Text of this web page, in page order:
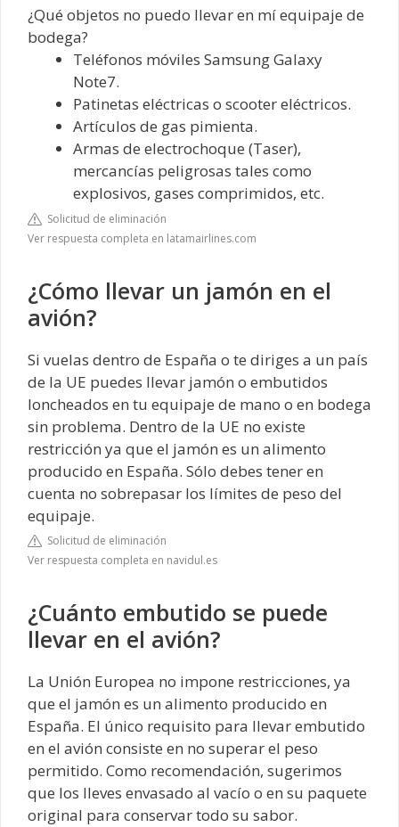
¿Qué objetos no puedo llevar en mí equipaje de
bodega?
Teléfonos móviles Samsung Galaxy
Note7.
Patinetas eléctricas o scooter eléctricos.
Artículos de gas pimienta.
Armas de electrochoque (Taser),
mercancías peligrosas tales como
explosivos, gases comprimidos, etc.
Solicitud de eliminación
Ver respuesta completa en latamairlines.com
¿Cómo llevar un jamón en el
avión?
Si vuelas dentro de España o te diriges a un país
de la UE puedes llevar jamón o embutidos
loncheados en tu equipaje de mano o en bodega
sin problema. Dentro de la UE no existe
restricción ya que el jamón es un alimento
producido en España. Sólo debes tener en
cuenta no sobrepasar los límites de peso del
equipaje.
Solicitud de eliminación
Ver respuesta completa en navidul.es
¿Cuánto embutido se puede
llevar en el avión?
La Unión Europea no impone restricciones, ya
que el jamón es un alimento producido en
España. El único requisito para llevar embutido
en el avión consiste en no superar el peso
permitido. Como recomendación, sugerimos
que los lleves envasado al vacío o en su paquete
original para conservar todo su sabor.